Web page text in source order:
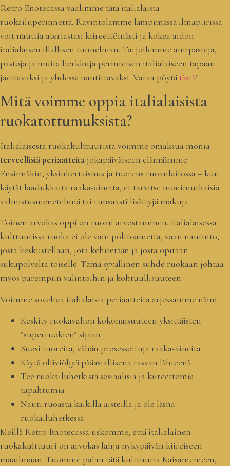
Retro Enotecassa vaalimme tätä italialaista
ruokailuperinnettä. Ravintolamme lämpimässä ilmapiirissä
voit nauttia ateriastasi kiireettömästi ja kokea aidon
italialaisen illallisen tunnelman. Tarjoilemme antipasteja,
pastoja ja muita herkkuja perinteisen italialaiseen tapaan
jaettavaksi ja yhdessä nautittavaksi. Varaa pöytä tästä!
Mitä voimme oppia italialaisista
ruokatottumuksista?
Italialaisesta ruokakulttuurista voimme omaksua monia
terveellisiä periaatteita jokapäiväiseen elämäämme.
Ensinnäkin, yksinkertaisuus ja tuoreus ruoanlaitossa – kun
käytät laadukkaita raaka-aineita, et tarvitse monimutkaisia
valmistusmenetelmiä tai runsaasti lisättyjä makuja.
Toinen arvokas oppi on ruoan arvostaminen. Italialaisessa
kulttuurissa ruoka ei ole vain polttoainetta, vaan nautinto,
josta keskustellaan, jota kehitetään ja josta opitaan
sukupolvelta toiselle. Tämä syvällinen suhde ruokaan johtaa
myös parempiin valintoihin ja kohtuullisuuteen.
Voimme soveltaa italialaisia periaatteita arjessamme näin:
Keskity ruokavalion kokonaisuuteen yksittäisten
”superruokien” sijaan
Suosi tuoreita, vähän prosessoituja raaka-aineita
Käytä oliiviöljyä pääasiallisena rasvan lähteenä
Tee ruokailuhetkistä sosiaalisia ja kiireettömiä
tapahtumia
Nauti ruoasta kaikilla aisteilla ja ole läsnä
ruokailuhetkessä
Meillä Retro Enotecassa uskomme, että italialainen
ruokakulttuuri on arvokas lahja nykypäivän kiireiseen
maailmaan. Tuomme palan tätä kulttuuria Kaisaniemeen,